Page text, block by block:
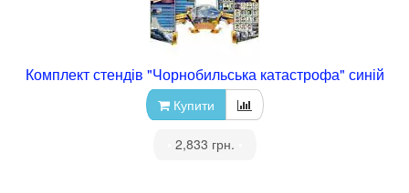
Комплект стендів "Чорнобильська катастрофа" синій
Купити
2,833 грн.